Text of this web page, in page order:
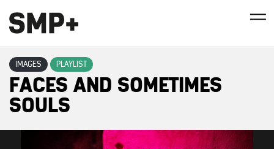
IMAGES PLAYLIST
FACES AND SOMETIMES
SOULS